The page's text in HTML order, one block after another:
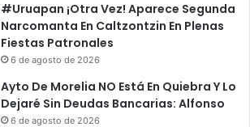
#Uruapan ¡Otra Vez! Aparece Segunda
Narcomanta En Caltzontzin En Plenas
Fiestas Patronales
6 de agosto de 2026
Ayto De Morelia NO Está En Quiebra Y Lo
Dejaré Sin Deudas Bancarias: Alfonso
6 de agosto de 2026